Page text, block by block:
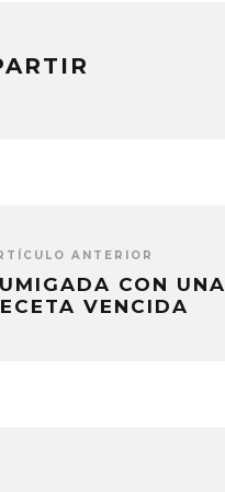
ANTERIOR
CON UNA
VENCIDA